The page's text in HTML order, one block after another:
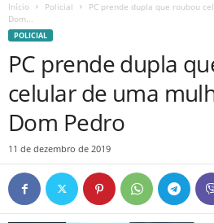
Início Policial
PC prende dupla que roubou
Dom...
POLICIAL
PC prende dupla
celular de uma
Dom Pedro
11 de dezembro de 2019